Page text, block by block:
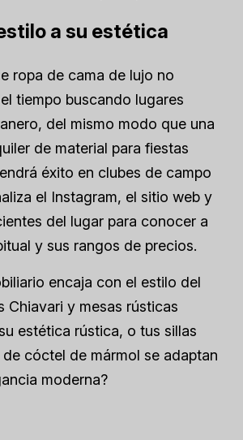
a su estética
ropa de cama de lujo no
tiempo buscando lugares
del mismo modo que una
de material para fiestas
éxito en clubes de campo
el Instagram, el sitio web y
del lugar para conocer a
y sus rangos de precios.
encaja con el estilo del
Chiavari y mesas rústicas
estética rústica, o tus sillas
cóctel de mármol se adaptan
moderna?